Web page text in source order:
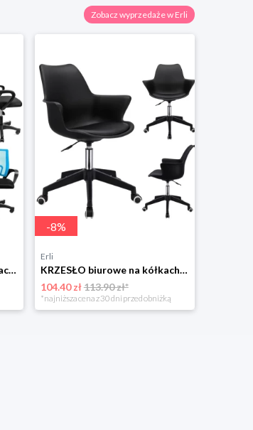
Zobacz wyprzedaże w Erli
KRZESŁO biurkowe na kółkach OBROTOWE do biurka fotel SMART biurowy JUMI
-8%
Erli
KRZESŁO biurowe na kółkach OBROTOWE biura fotel INEZ profilowany JUMIhome
104.40 zł113.90 zł*
*najniższa cena z 30 dni przed obniżką